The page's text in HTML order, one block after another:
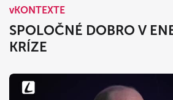
vKONTEXTE
SPOLOČNÉ DOBRO V
KRÍZE